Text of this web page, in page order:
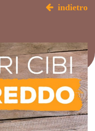
indietro